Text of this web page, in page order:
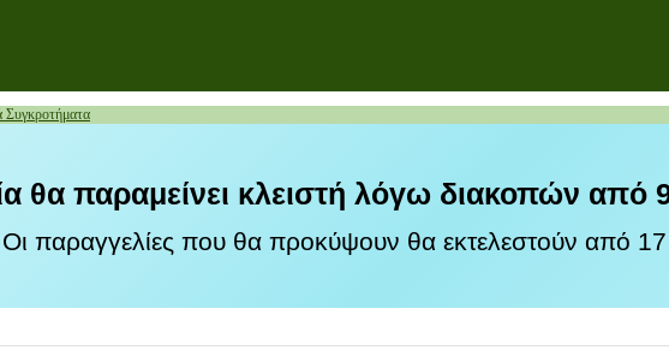
Συγκροτήματα
θα παραμείνει κλειστή λόγω διακοπών από
Οι παραγγελίες που θα προκύψουν θα εκτελεστούν από 17